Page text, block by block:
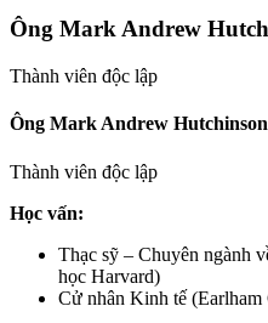
Ông Mark Andrew
Thành viên độc lập
Ông Mark Andrew Hutchinson
Thành viên độc lập
Học vấn:
Thạc sỹ – Chuyên ngành
học Harvard)
Cử nhân Kinh tế